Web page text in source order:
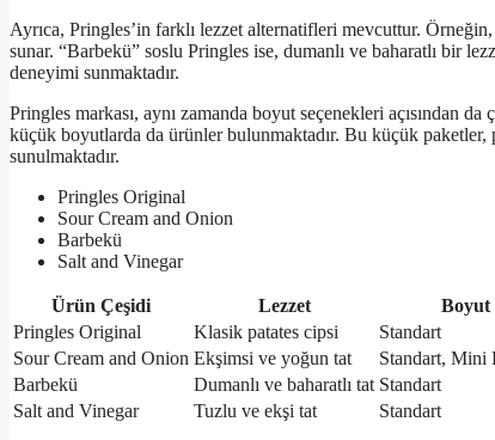
Ayrıca, Pringles’in farklı lezzet alternatifleri mevcuttur.
sunar. “Barbekü” soslu Pringles ise, dumanlı ve baharatlı bir
deneyimi sunmaktadır.
Pringles markası, aynı zamanda boyut seçenekleri açısından
küçük boyutlarda da ürünler bulunmaktadır. Bu küçük
sunulmaktadır.
Pringles Original
Sour Cream and Onion
Barbekü
Salt and Vinegar
Ürün Çeşidi Lezzet
Boyut
Pringles Original
Klasik patates cipsi
Standart
Sour Cream and Onion Ekşimsi ve yoğun tat
Standart, Mini
Barbekü
Dumanlı ve baharatlı tat Standart
Salt and Vinegar
Tuzlu ve ekşi tat Standart